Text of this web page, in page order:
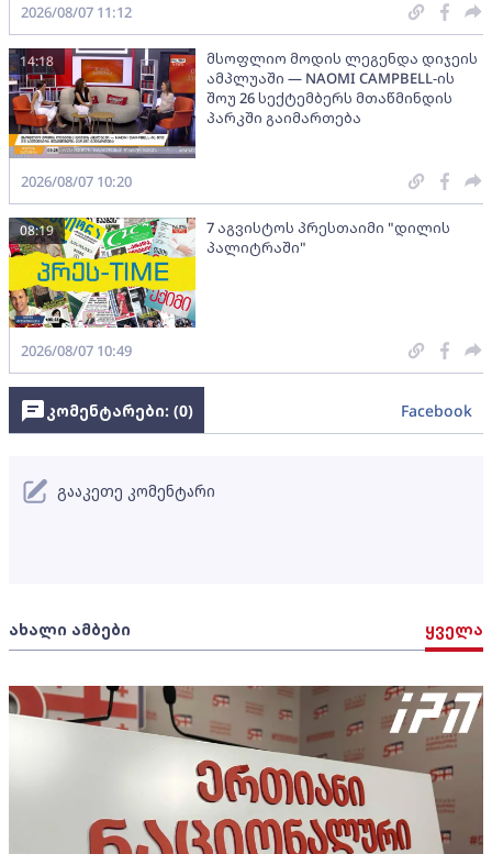
2026/08/07 11:12
მსოფლიო მოდის ლეგენდა დიჯეის
ამპლუაში — NAOMI CAMPBELL-ის
შოუ 26 სექტემბერს მთაწმინდის
პარკში გაიმართება
14:18
2026/08/07 10:20
7 აგვისტოს პრესთაიმი "დილის
პალიტრაში"
08:19
2026/08/07 10:49
ახალი ამბები ყველა
კომენტარები: (0) Facebook
გააკეთე კომენტარი